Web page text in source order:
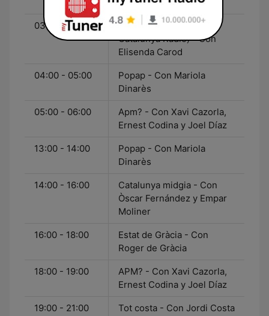
03:00 - 04:00
L'apocalipsi (El matí de
Catalunya Ràdio) - Con
Elisenda Carod
04:00 - 05:00
Popap - Con Mariola
Dinarès
05:00 - 06:00
Apm? - Con Xavi Cazorla,
Ernest Codina y Joel Díaz
13:00 - 14:00
Popap - Con Mariola
Dinarès
14:00 - 16:00
Catalunya midgia - Con
Òscar Fernández y Empar
Moliner
16:00 - 18:00
Estat de Gràcia - Con
Roger de Gràcia
18:00 - 19:00
APM? - Con Xavi Cazorla,
Ernest Codina y Joel Díaz
19:00 - 21:00
Tot costa - Con Jordi Costa